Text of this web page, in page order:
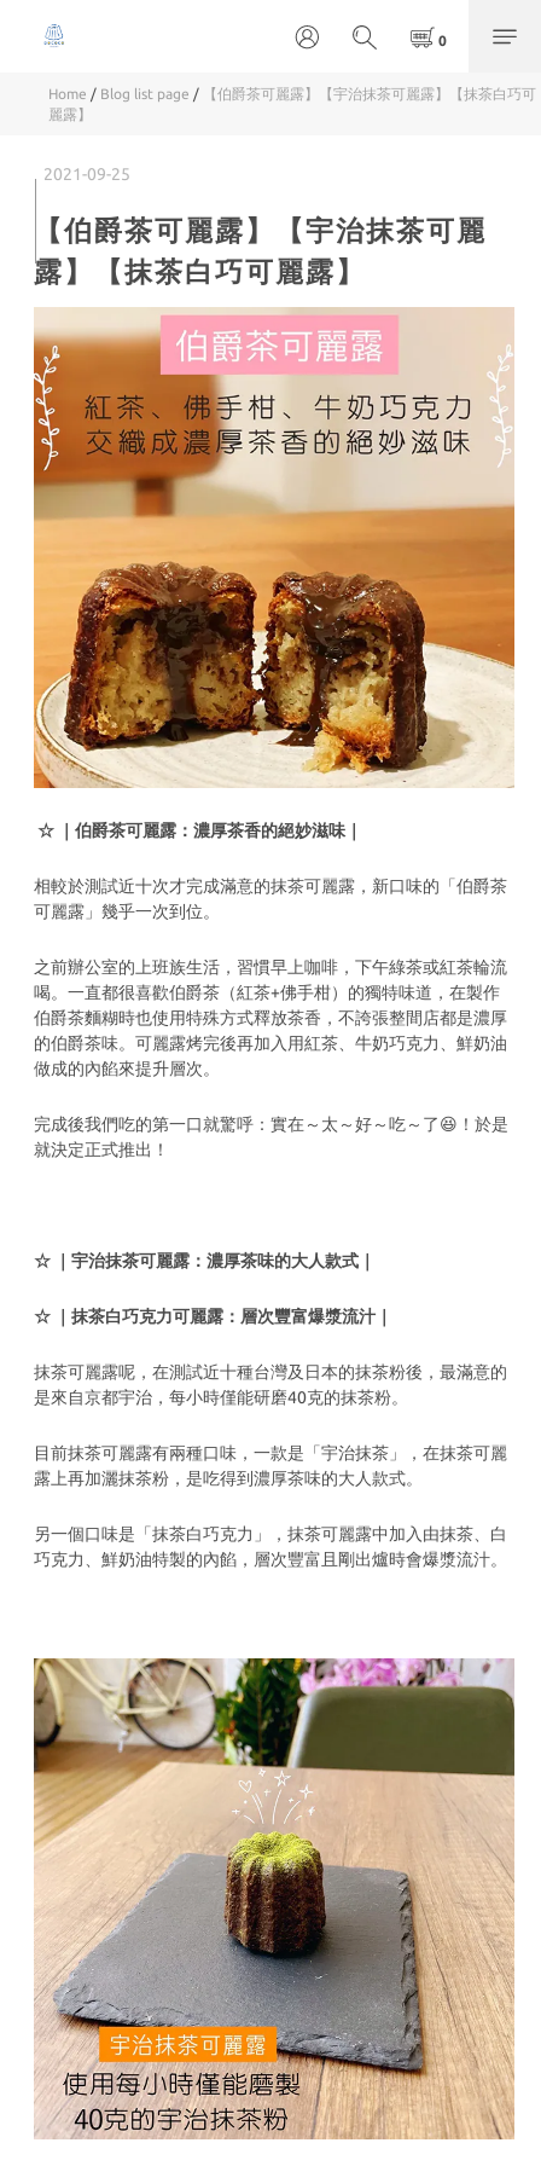
Home / Blog list page /
【伯爵茶可麗露】【宇治抹茶可麗露】【抹茶白巧可
麗露】
2021-09-25
【伯爵茶可麗露】【宇治抹茶可麗
露】【抹茶白巧可麗露】
☆ ｜伯爵茶可麗露：濃厚茶香的絕妙滋味｜
相較於測試近十次才完成滿意的抹茶可麗露，新口味的「伯爵茶
可麗露」幾乎一次到位。
之前辦公室的上班族生活，習慣早上咖啡，下午綠茶或紅茶輪流
喝。一直都很喜歡伯爵茶（紅茶+佛手柑）的獨特味道，在製作
伯爵茶麵糊時也使用特殊方式釋放茶香，不誇張整間店都是濃厚
的伯爵茶味。可麗露烤完後再加入用紅茶、牛奶巧克力、鮮奶油
做成的內餡來提升層次。
完成後我們吃的第一口就驚呼：實在～太～好～吃～了😆！於是
就決定正式推出！
☆ ｜宇治抹茶可麗露：濃厚茶味的大人款式｜
☆ ｜抹茶白巧克力可麗露：層次豐富爆漿流汁｜
抹茶可麗露呢，在測試近十種台灣及日本的抹茶粉後，最滿意的
是來自京都宇治，每小時僅能研磨40克的抹茶粉。
目前抹茶可麗露有兩種口味，一款是「宇治抹茶」，在抹茶可麗
露上再加灑抹茶粉，是吃得到濃厚茶味的大人款式。
另一個口味是「抹茶白巧克力」，抹茶可麗露中加入由抹茶、白
巧克力、鮮奶油特製的內餡，層次豐富且剛出爐時會爆漿流汁。